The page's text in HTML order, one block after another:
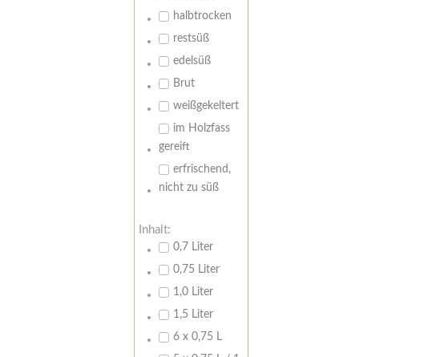
halbtrocken
restsüß
edelsüß
Brut
weißgekeltert
im Holzfass
gereift
erfrischend,
nicht zu süß
Inhalt:
0,7 Liter
0,75 Liter
1,0 Liter
1,5 Liter
6 x 0,75 L